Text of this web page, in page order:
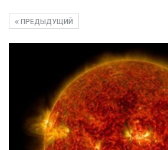
ПРЕДЫДУЩИЙ